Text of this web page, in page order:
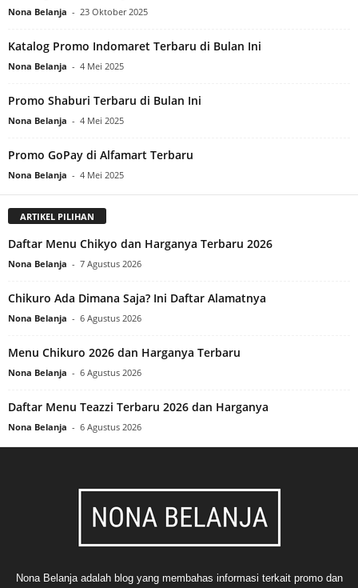
Nona Belanja - 23 Oktober 2025
Katalog Promo Indomaret Terbaru di Bulan Ini
Nona Belanja - 4 Mei 2025
Promo Shaburi Terbaru di Bulan Ini
Nona Belanja - 4 Mei 2025
Promo GoPay di Alfamart Terbaru
Nona Belanja - 4 Mei 2025
ARTIKEL PILIHAN
Daftar Menu Chikyo dan Harganya Terbaru 2026
Nona Belanja - 7 Agustus 2026
Chikuro Ada Dimana Saja? Ini Daftar Alamatnya
Nona Belanja - 6 Agustus 2026
Menu Chikuro 2026 dan Harganya Terbaru
Nona Belanja - 6 Agustus 2026
Daftar Menu Teazzi Terbaru 2026 dan Harganya
Nona Belanja - 6 Agustus 2026
Nona Belanja adalah blog yang membahas informasi terkait promo dan